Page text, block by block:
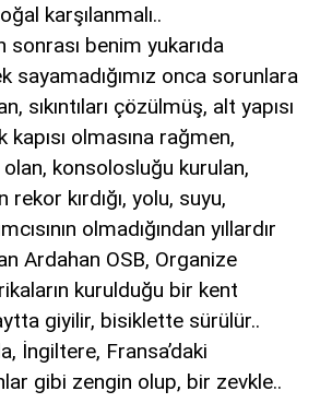
karşılanmalı..
sonrası benim yukarıda
sayamadığımız onca sorunlara
sıkıntıları çözülmüş, alt yapısı
olmasına rağmen,
konsolosluğu kurulan,
rekor kırdığı, yolu, suyu,
olmadığından yıllardır
Ardahan OSB, Organize
kurulduğu bir kent
giyilir, bisiklette sürülür..
İngiltere, Fransa’daki
gibi zengin olup, bir zevkle..